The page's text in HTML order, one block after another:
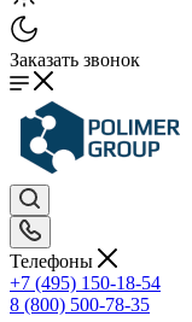
Заказать звонок
Телефоны
+7 (495) 150-18-54
8 (800) 500-78-35